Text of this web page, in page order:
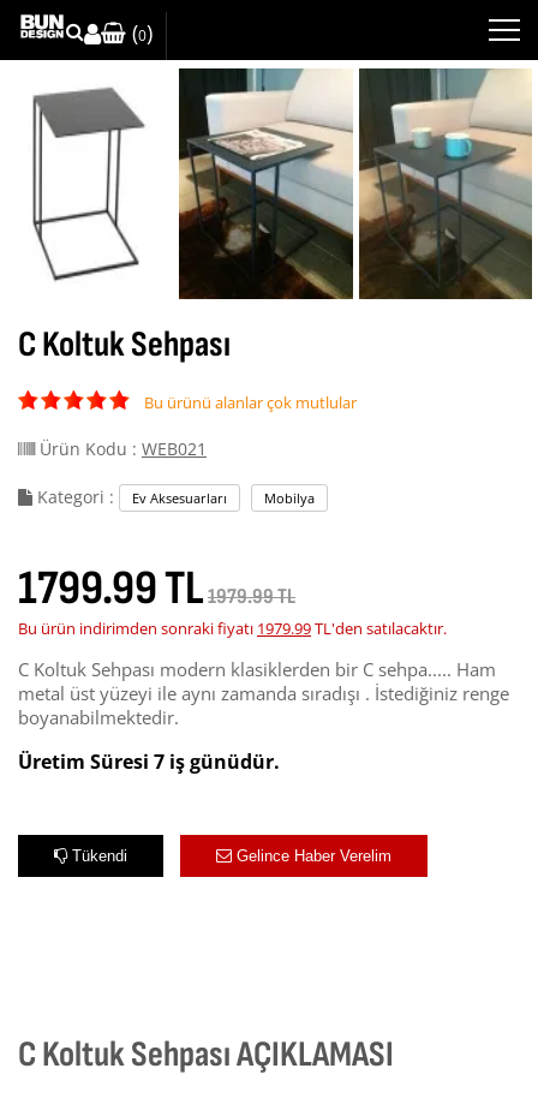
(0)
C Koltuk Sehpası
Bu ürünü alanlar çok mutlular
Ürün Kodu : WEB021
Kategori : Ev Aksesuarları Mobilya
1799.99 TL1979.99 TL
Bu ürün indirimden sonraki fiyatı 1979.99TL'den satılacaktır.
C Koltuk Sehpası modern klasiklerden bir C sehpa..... Ham
metal üst yüzeyi ile aynı zamanda sıradışı . İstediğiniz renge
boyanabilmektedir.
Üretim Süresi 7 iş günüdür.
Tükendi Gelince Haber Verelim
C Koltuk Sehpası AÇIKLAMASI